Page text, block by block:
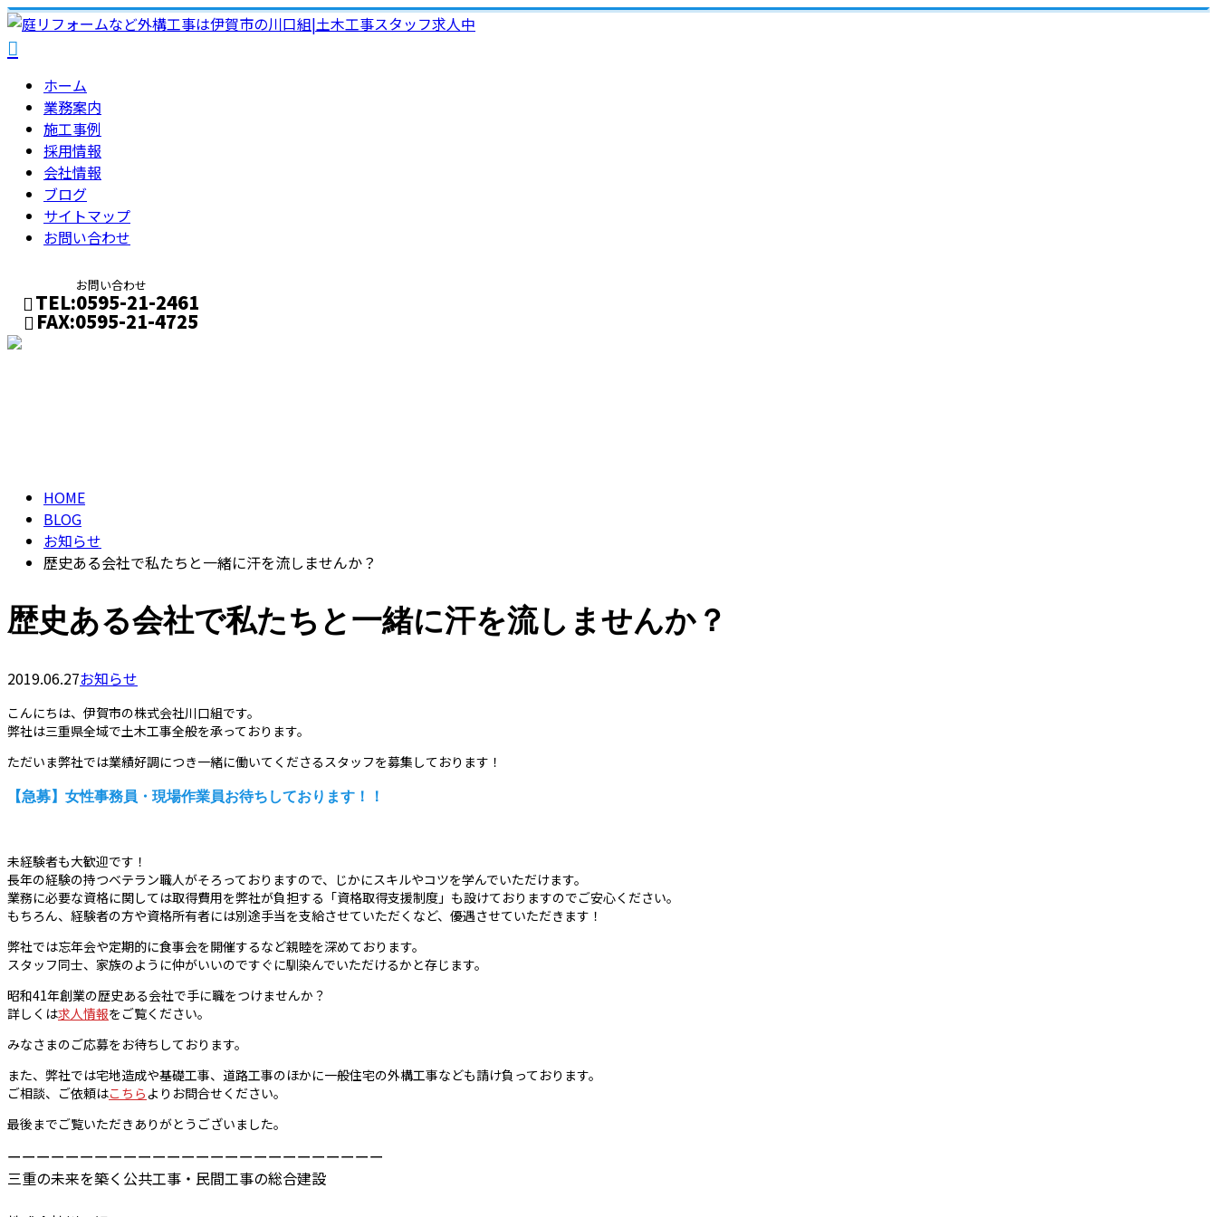
ホーム
業務案内
施工事例
採用情報
会社情報
ブログ
サイトマップ
お問い合わせ
お問い合わせ
TEL:0595-21-2461
FAX:0595-21-4725
HOME
BLOG
お知らせ
歴史ある会社で私たちと一緒に汗を流しませんか？
歴史ある会社で私たちと一緒に汗を流しませんか？
2019.06.27お知らせ
こんにちは、伊賀市の株式会社川口組です。
弊社は三重県全域で土木工事全般を承っております。
ただいま弊社では業績好調につき一緒に働いてくださるスタッフを募集しております！
【急募】女性事務員・現場作業員お待ちしております！！
未経験者も大歓迎です！
長年の経験の持つベテラン職人がそろっておりますので、じかにスキルやコツを学んでいただけます。
業務に必要な資格に関しては取得費用を弊社が負担する「資格取得支援制度」も設けておりますのでご安心ください。
もちろん、経験者の方や資格所有者には別途手当を支給させていただくなど、優遇させていただきます！
弊社では忘年会や定期的に食事会を開催するなど親睦を深めております。
スタッフ同士、家族のように仲がいいのですぐに馴染んでいただけるかと存じます。
昭和41年創業の歴史ある会社で手に職をつけませんか？
詳しくは求人情報をご覧ください。
みなさまのご応募をお待ちしております。
また、弊社では宅地造成や基礎工事、道路工事のほかに一般住宅の外構工事なども請け負っております。
ご相談、ご依頼はこちら よりお問合せください。
最後までご覧いただきありがとうございました。
ーーーーーーーーーーーーーーーーーーーーーーーーーー
三重の未来を築く公共工事・民間工事の総合建設